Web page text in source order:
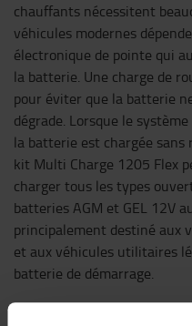
chauffants nécessitent
véhicules modernes
électronique de pointe qui
la batterie. Une charge de
pour éviter que la batterie
dégrade. Lorsque le
la batterie est chargée sans
kit Multi Charge 1205 Flex
charger tous les types
batteries AGM et GEL 12V
principalement destiné aux
et aux véhicules utilitaires
batterie de démarrage.